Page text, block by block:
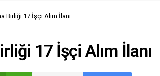
Birliği 17 İşçi Alım İlanı
17 İşçi Alım İlanı